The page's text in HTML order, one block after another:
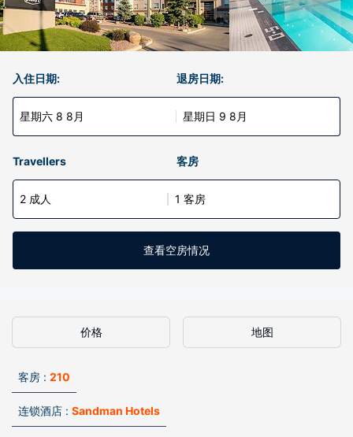
入住日期:
星期六 8 8月
退房日期:
星期日 9 8月
Travellers 客房
2 成人 1 客房
查看空房情况
价格 地图
客房 : 210
连锁酒店 : Sandman Hotels